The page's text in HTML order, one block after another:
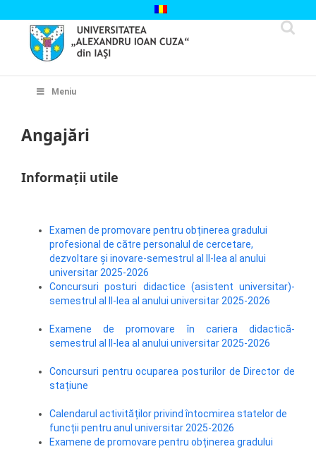
to
content
Meniu
Angajări
Informații utile
Examen de promovare pentru obținerea gradului
profesional de către personalul de cercetare,
dezvoltare și inovare-semestrul al II-lea al anului
universitar 2025-2026
Concursuri posturi didactice (asistent universitar)-
semestrul al II-lea al anului universitar 2025-2026
Examene de promovare în cariera didactică-
semestrul al II-lea al anului universitar 2025-2026
Concursuri pentru ocuparea posturilor de Director de
stațiune
Calendarul activităților privind întocmirea statelor de
funcții pentru anul universitar 2025-2026
Examene de promovare pentru obținerea gradului